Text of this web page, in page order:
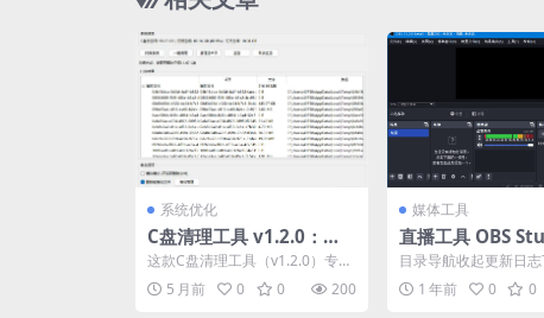
系统优化
C盘清理工具 v1.2.0：安
全高效、一键清理全能者
这款C盘清理工具（v1.2.0）专为
普通用户设计，以最低技术门槛
提供安全高效的C...
5 月前 0 0 200
媒体工具
直播工具 OBS
1.1.1 中文绿色版
目录导航收起更新日志
目录导航收起更新日志
OBS Studio是一...
1 年前 0 0